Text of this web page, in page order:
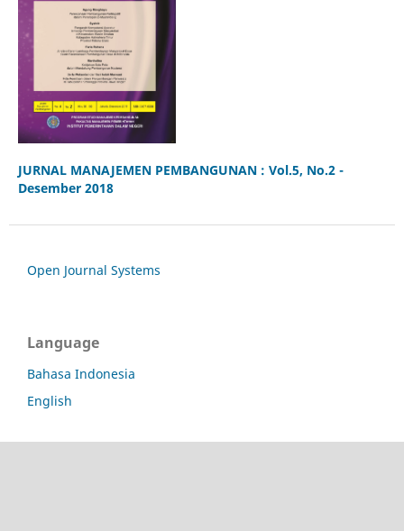
JURNAL MANAJEMEN PEMBANGUNAN : Vol.5, No.2 -
Desember 2018
Open Journal Systems
Language
Bahasa Indonesia
English